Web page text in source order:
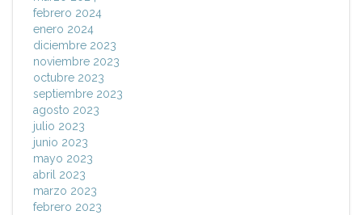
febrero 2024
enero 2024
diciembre 2023
noviembre 2023
octubre 2023
septiembre 2023
agosto 2023
julio 2023
junio 2023
mayo 2023
abril 2023
marzo 2023
febrero 2023